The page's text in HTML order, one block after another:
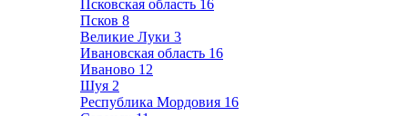
Псковская область 16
Псков 8
Великие Луки 3
Ивановская область 16
Иваново 12
Шуя 2
Республика Мордовия 16